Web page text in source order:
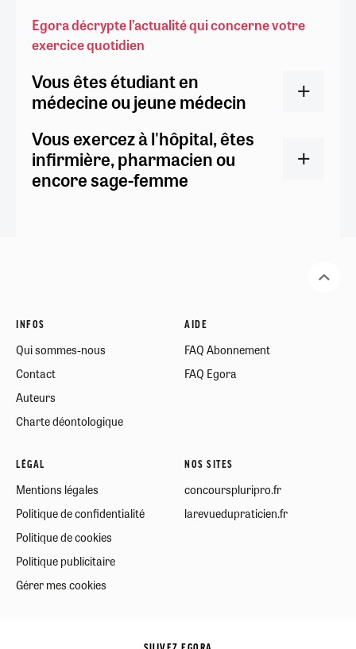
Egora décrypte l’actualité qui concerne votre
exercice quotidien
Vous êtes étudiant en
médecine ou jeune médecin
Vous exercez à l'hôpital, êtes
infirmière, pharmacien ou
encore sage-femme
INFOS
Qui sommes-nous
Contact
Auteurs
Charte déontologique
AIDE
FAQ Abonnement
FAQ Egora
LÉGAL
Mentions légales
Politique de confidentialité
Politique de cookies
Politique publicitaire
Gérer mes cookies
NOS SITES
concourspluripro.fr
larevuedupraticien.fr